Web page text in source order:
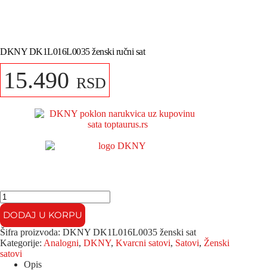
DKNY DK1L016L0035 ženski ručni sat
15.490 RSD
DKNY
DK1L016L0035
ženski
ručni
sat
količina
DODAJ U KORPU
Šifra proizvoda: DKNY DK1L016L0035 ženski sat
Kategorije: Analogni, DKNY, Kvarcni satovi, Satovi, Ženski
satovi
Opis